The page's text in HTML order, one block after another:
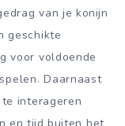
van je konijn
geschikte
voor voldoende
Daarnaast
interageren